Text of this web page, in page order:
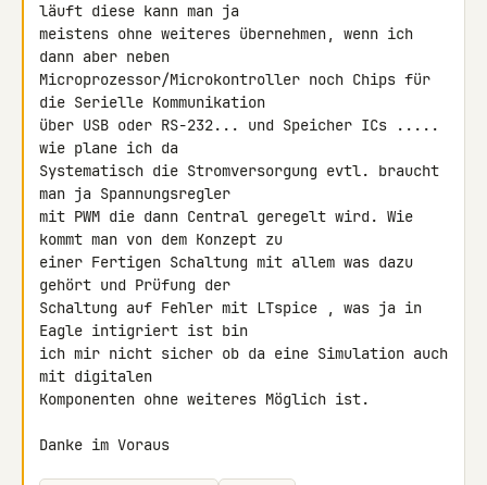
läuft diese kann man ja
meistens ohne weiteres übernehmen, wenn ich
dann aber neben
Microprozessor/Microkontroller noch Chips für
die Serielle Kommunikation
über USB oder RS-232... und Speicher ICs .....
wie plane ich da
Systematisch die Stromversorgung evtl. braucht
man ja Spannungsregler
mit PWM die dann Central geregelt wird. Wie
kommt man von dem Konzept zu
einer Fertigen Schaltung mit allem was dazu
gehört und Prüfung der
Schaltung auf Fehler mit LTspice , was ja in
Eagle intigriert ist bin
ich mir nicht sicher ob da eine Simulation auch
mit digitalen
Komponenten ohne weiteres Möglich ist.
Danke im Voraus